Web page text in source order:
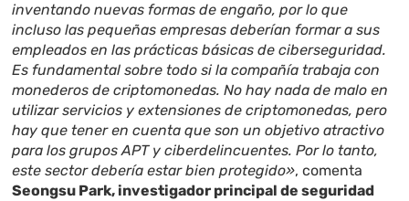
inventando nuevas formas de engaño, por lo que
incluso las pequeñas empresas deberían formar a sus
empleados en las prácticas básicas de ciberseguridad.
Es fundamental sobre todo si la compañía trabaja con
monederos de criptomonedas. No hay nada de malo en
utilizar servicios y extensiones de criptomonedas, pero
hay que tener en cuenta que son un objetivo atractivo
para los grupos APT y ciberdelincuentes. Por lo tanto,
este sector debería estar bien protegido», comenta
Seongsu Park, investigador principal de seguridad